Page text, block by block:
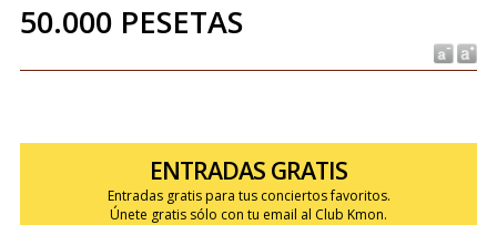
50.000 PESETAS
ENTRADAS GRATIS
Entradas gratis para tus conciertos favoritos.
Únete gratis sólo con tu email al Club Kmon.